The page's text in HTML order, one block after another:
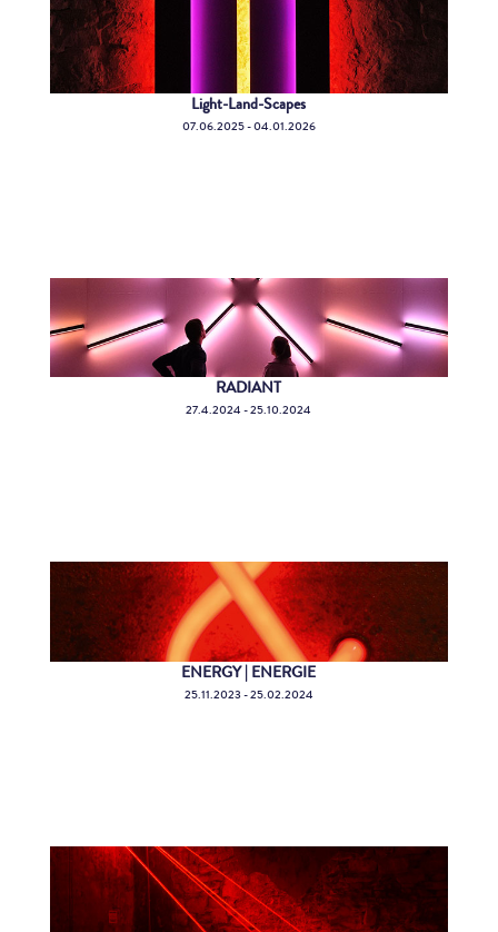
Light-Land-Scapes
07.06.2025 - 04.01.2026
RADIANT
27.4.2024 - 25.10.2024
ENERGY | ENERGIE
25.11.2023 - 25.02.2024